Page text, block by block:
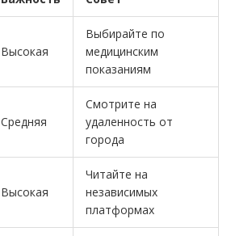
Высокая
Выбирайте по
медицинским
показаниям
Средняя
Смотрите на
удаленность от
города
Высокая
Читайте на
независимых
платформах